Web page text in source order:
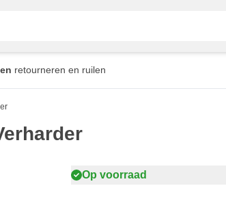
retourneren en ruilen
Op voorraad